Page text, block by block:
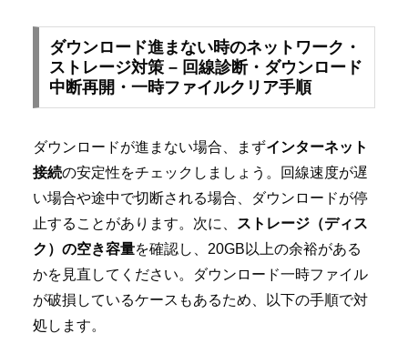
ダウンロード進まない時のネットワーク・
ストレージ対策 – 回線診断・ダウンロード
中断再開・一時ファイルクリア手順
ダウンロードが進まない場合、まずインターネット
接続の安定性をチェックしましょう。回線速度が遅
い場合や途中で切断される場合、ダウンロードが停
止することがあります。次に、
ストレージ（ディス
ク）の空き容量を確認し、20GB以上の余裕がある
かを見直してください。ダウンロード一時ファイル
が破損しているケースもあるため、以下の手順で対
処します。